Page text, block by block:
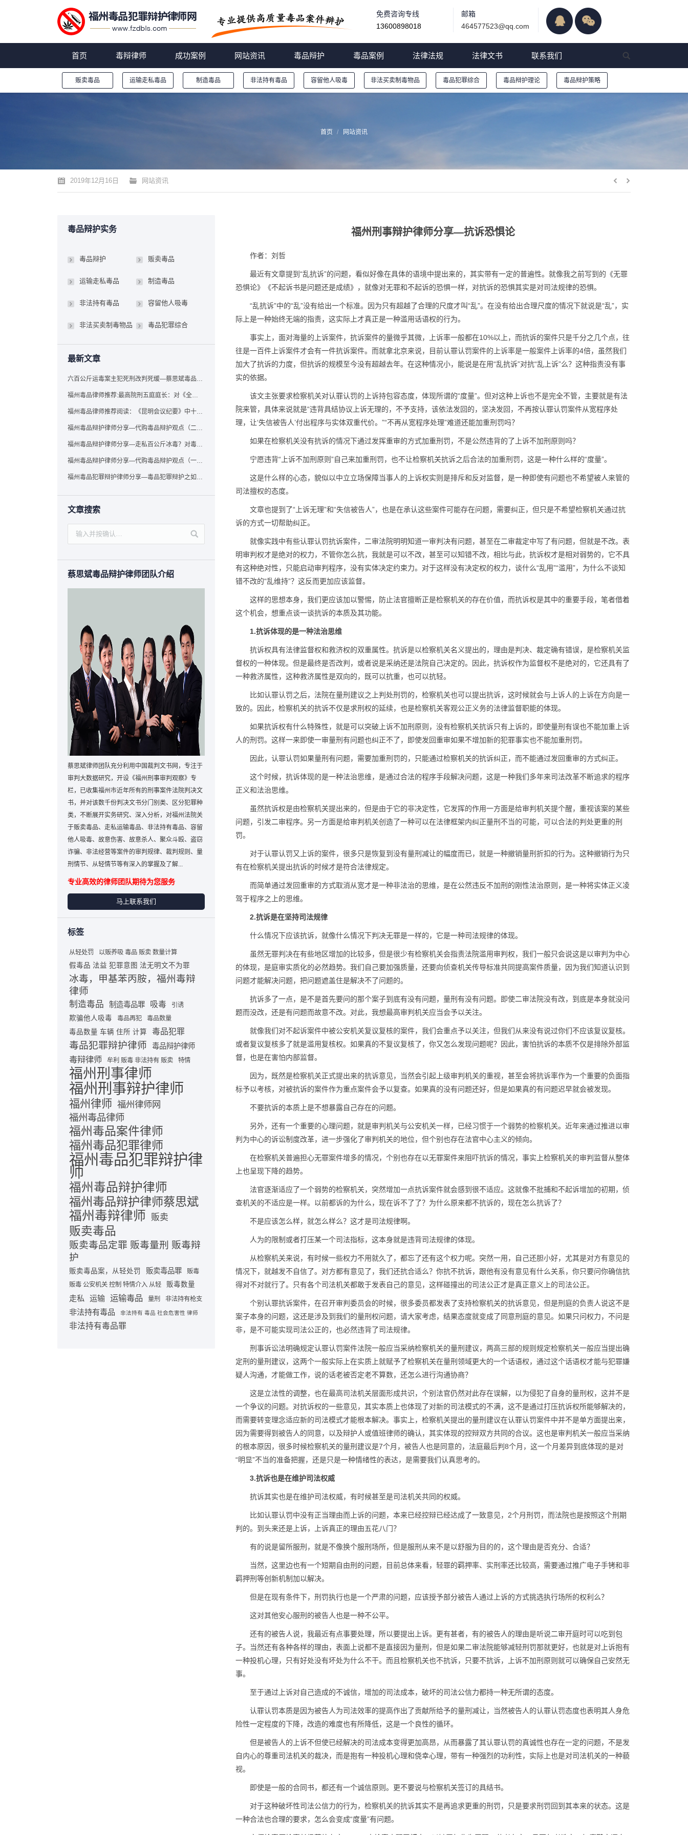
免费咨询专线
13600898018
邮箱
464577523@qq.com
首页 毒辩律师 成功案例 网站资讯 毒品辩护 毒品案例 法律法规 法律文书 联系我们
贩卖毒品 运输走私毒品 制造毒品 非法持有毒品 容留他人吸毒 非法买卖制毒物品 毒品犯罪综合 毒品辩护理论 毒品辩护策略
首页 网站资讯
2019年12月16日 网站资讯
福州刑事辩护律师分享—抗诉恐惧论
作者：刘哲
最近有文章提到“乱抗诉”的问题，看似好像在具体的语境中提出来的，其实带有一定的普遍性。就像我之前写到的《无罪
恐惧论》《不起诉书是问题还是成绩》，就像对无罪和不起诉的恐惧一样，对抗诉的恐惧其实是对司法规律的恐惧。
“乱抗诉”中的“乱”没有给出一个标准。因为只有超越了合理的尺度才叫“乱”。在没有给出合理尺度的情况下就说是“乱”，实
际上是一种始终无端的指责，这实际上才真正是一种滥用话语权的行为。
事实上，面对海量的上诉案件，抗诉案件的量微乎其微，上诉率一般都在10%以上，而抗诉的案件只是千分之几个点，往
往是一百件上诉案件才会有一件抗诉案件。而就拿北京来说，目前认罪认罚案件的上诉率是一般案件上诉率的4倍，虽然我们
加大了抗诉的力度，但抗诉的规模至今没有超越去年。在这种情况小，能说是在用“乱抗诉”对抗“乱上诉”么？这种指责没有事
实的依据。
该文主张要求检察机关对认罪认罚的上诉持包容态度，体现所谓的“度量”。但对这种上诉也不是完全不管，主要就是有法
院来管，具体来说就是“违背具结协议上诉无理的，不予支持，该依法发回的，坚决发回，不再按认罪认罚案件从宽程序处
理，让‘失信被告人’付出程序与实体双重代价。”“不再从宽程序处理”难道还能加重刑罚吗？
如果在检察机关没有抗诉的情况下通过发挥重审的方式加重刑罚，不是公然违背的了上诉不加刑原则吗？
宁愿违背“上诉不加刑原则”自己来加重刑罚，也不让检察机关抗诉之后合法的加重刑罚，这是一种什么样的“度量”。
这是什么样的心态，貌似以中立立场保障当事人的上诉权实则是排斥和反对监督，是一种即使有问题也不希望被人来管的
司法擅权的态度。
文章也提到了“上诉无理”和“失信被告人”，也是在承认这些案件可能存在问题，需要纠正，但只是不希望检察机关通过抗
诉的方式一切帮助纠正。
就像实践中有些认罪认罚抗诉案件，二审法院明明知道一审判决有问题，甚至在二审裁定中写了有问题，但就是不改。表
明审判权才是绝对的权力，不管你怎么抗，我就是可以不改，甚至可以知错不改，相比与此，抗诉权才是相对弱势的，它不具
有这种绝对性，只能启动审判程序，没有实体决定约束力。对于这样没有决定权的权力，谈什么“乱用”“滥用”，为什么不谈知
错不改的“乱维持”？这反而更加应该监督。
这样的思想本身，我们更应该加以警惕，防止法官擅断正是检察机关的存在价值，而抗诉权是其中的重要手段，笔者借着
这个机会，想重点谈一谈抗诉的本质及其功能。
1.抗诉体现的是一种法治思维
抗诉权具有法律监督权和救济权的双重属性。抗诉是以检察机关名义提出的，理由是判决、裁定确有错误，是检察机关监
督权的一种体现。但是最终是否改判，或者说是采纳还是法院自己决定的。因此，抗诉权作为监督权不是绝对的，它还具有了
一种救济属性，这种救济属性是双向的，既可以抗重，也可以抗轻。
比如认罪认罚之后，法院在量刑建议之上判处刑罚的，检察机关也可以提出抗诉，这时候就会与上诉人的上诉在方向是一
致的。因此，检察机关的抗诉不仅是求刑权的延续，也是检察机关客观公正义务的法律监督职能的体现。
如果抗诉权有什么特殊性，就是可以突破上诉不加刑原则，没有检察机关抗诉只有上诉的，即使量刑有误也不能加重上诉
人的刑罚。这样一来即使一审量刑有问题也纠正不了，即使发回重审如果不增加新的犯罪事实也不能加重刑罚。
因此，认罪认罚如果量刑有问题，需要加重刑罚的，只能通过检察机关的抗诉纠正，而不能通过发回重审的方式纠正。
这个时候，抗诉体现的是一种法治思维，是通过合法的程序手段解决问题，这是一种我们多年来司法改革不断追求的程序
正义和法治思维。
虽然抗诉权是由检察机关提出来的，但是由于它的非决定性，它发挥的作用一方面是给审判机关提个醒，重视该案的某些
问题，引发二审程序。另一方面是给审判机关创造了一种可以在法律框架内纠正量刑不当的可能，可以合法的判处更重的刑
罚。
对于认罪认罚又上诉的案件，很多只是恢复到没有量刑减让的幅度而已，就是一种撤销量刑折扣的行为。这种撤销行为只
有在检察机关提出抗诉的时候才是符合法律规定。
而简单通过发回重审的方式取消从宽才是一种非法治的思维，是在公然违反不加刑的刚性法治原则，是一种将实体正义凌
驾于程序之上的思维。
2.抗诉是在坚持司法规律
什么情况下应该抗诉，就像什么情况下判决无罪是一样的，它是一种司法规律的体现。
虽然无罪判决在有些地区增加的比较多，但是很少有检察机关会指责法院滥用审判权，我们一般只会说这是以审判为中心
的体现，是庭审实质化的必然趋势。我们自己要加强质量，还要向侦查机关传导标准共同提高案件质量，因为我们知道认识到
问题才能解决问题，把问题遮盖住是解决不了问题的。
抗诉多了一点，是不是首先要问的那个案子到底有没有问题，量刑有没有问题。即使二审法院没有改，到底是本身就没问
题而没改，还是有问题而故意不改。对此，我想最高审判机关应当会予以关注。
就像我们对不起诉案件中被公安机关复议复核的案件，我们会重点予以关注，但我们从来没有说过你们不应该复议复核。
或者复议复核多了就是滥用复核权。如果真的不复议复核了，你又怎么发现问题呢？因此，害怕抗诉的本质不仅是排除外部监
督，也是在害怕内部监督。
因为，既然是检察机关正式提出来的抗诉意见，当然会引起上级审判机关的重视，甚至会将抗诉率作为一个重要的负面指
标予以考核，对被抗诉的案件作为重点案件会予以复查。如果真的没有问题还好，但是如果真的有问题迟早就会被发现。
不要抗诉的本质上是不想暴露自己存在的问题。
另外，还有一个重要的心理问题，就是审判机关与公安机关一样，已经习惯于一个弱势的检察机关。近年来通过推进以审
判为中心的诉讼制度改革，进一步强化了审判机关的地位，但个别也存在法官中心主义的倾向。
在检察机关普遍担心无罪案件增多的情况，个别也存在以无罪案件来阻吓抗诉的情况，事实上检察机关的审判监督从整体
上也呈现下降的趋势。
法官逐渐适应了一个弱势的检察机关，突然增加一点抗诉案件就会感到很不适应。这就像不批捕和不起诉增加的初期，侦
查机关的不适应是一样。以前都诉的为什么，现在诉不了了？为什么原来都不抗诉的，现在怎么抗诉了？
不是应该怎么样，就怎么样么？这才是司法规律啊。
人为的限制或者打压某一个司法指标，这本身就是违背司法规律的体现。
从检察机关来说，有时候一些权力不用就久了，都忘了还有这个权力呢。突然一用，自己还胆小好，尤其是对方有意见的
情况下，就越发不自信了。对方都有意见了，我们还抗合适么？你抗不抗诉，跟他有没有意见有什么关系，你只要问你确信抗
得对不对就行了。只有各个司法机关都敢于发表自己的意见，这样碰撞出的司法公正才是真正意义上的司法公正。
个别认罪抗诉案件，在召开审判委员会的时候，很多委员都发表了支持检察机关的抗诉意见，但是刑庭的负责人说这不是
案子本身的问题，这还是涉及到我们的量刑权问题，请大家考虑，结果态度就变成了同意刑庭的意见。如果只问权力，不问是
非，是不可能实现司法公正的，也必然违背了司法规律。
刑事诉讼法明确规定认罪认罚案件法院一般应当采纳检察机关的量刑建议，两高三部的规则规定检察机关一般应当提出确
定刑的量刑建议，这两个一般实际上在实质上就赋予了检察机关在量刑领域更大的一个话语权，通过这个话语权才能与犯罪嫌
疑人沟通，才能做工作，说的话老被否定老不算数，还怎么进行沟通协商？
这是立法性的调整，也在最高司法机关层面形成共识，个别法官仍然对此存在误解，以为侵犯了自身的量刑权，这并不是
一个争议的问题。对抗诉权的一些意见，其实本质上也体现了对新的司法模式的不满，这不是通过打压抗诉权所能够解决的，
而需要转变理念适应新的司法模式才能根本解决。事实上，检察机关提出的量刑建议在认罪认罚案件中并不是单方面提出来，
因为需要得到被告人的同意，以及辩护人或值班律师的确认，其实体现的控辩双方共同的合议。这也是审判机关一般应当采纳
的根本原因，很多时候检察机关的量刑建议是7个月，被告人也是同意的，法庭最后判8个月，这一个月差异到底体现的是对
“明显”不当的准备把握，还是只是一种情绪性的表达，是需要我们认真思考的。
3.抗诉也是在维护司法权威
抗诉其实也是在维护司法权威，有时候甚至是司法机关共同的权威。
比如认罪认罚中没有正当理由而上诉的问题，本来已经控辩已经达成了一致意见，2个月刑罚，而法院也是按照这个刑期
判的。到头来还是上诉，上诉真正的理由五花八门？
有的说是留所服刑，就是不像换个服刑场所，但是服刑从来不是以舒服为目的的，这个理由是否充分、合适？
当然，这里边也有一个短期自由刑的问题，目前总体来看，轻罪的羁押率、实刑率还比较高，需要通过推广电子手铐和非
羁押刑等创新机制加以解决。
但是在现有条件下，刑罚执行也是一个严肃的问题，应该授予部分被告人通过上诉的方式挑选执行场所的权利么？
这对其他安心服刑的被告人也是一种不公平。
还有的被告人说，我最近有点事要处理，所以要提出上诉。更有甚者，有的被告人的理由是听说二审开庭时可以吃到包
子。当然还有各种各样的理由，表面上说都不是直接因为量刑，但是如果二审法院能够减轻刑罚那就更好，也就是对上诉抱有
一种投机心理，只有好处没有坏处为什么不干。而且检察机关也不抗诉，只要不抗诉，上诉不加刑原则就可以确保自己安然无
事。
至于通过上诉对自己造成的不诚信，增加的司法成本，破坏的司法公信力都持一种无所谓的态度。
认罪认罚本质是因为被告人为司法效率的提高作出了贡献所给予的量刑减让，当然被告人的认罪认罚态度也表明其人身危
险性一定程度的下降，改造的难度也有所降低，这是一个良性的循环。
但是被告人的上诉不但使已经解决的司法成本变得更加高昂，从而暴露了其认罪认罚的真诚性也存在一定的问题，不是发
自内心的尊重司法机关的裁决，而是抱有一种投机心理和侥幸心理，带有一种强烈的功利性，实际上也是对司法机关的一种藐
视。
即使是一般的合同书，都还有一个诚信原则。更不要说与检察机关签订的具结书。
对于这种破坏性司法公信力的行为，检察机关的抗诉其实不是再追求更重的刑罚，只是要求刑罚回到其本来的状态。这是
一种合法也合理的要求，怎么会变成“度量”有问题。
毒品辩护实务
毒品辩护 贩卖毒品
运输走私毒品 制造毒品
非法持有毒品 容留他人吸毒
非法买卖制毒物品 毒品犯罪综合
最新文章
六百公斤运毒案主犯死刑改判死缓—蔡思斌毒品犯罪辩护成功案例
福州毒品律师推荐:最高院刑五庭庭长：对《全国法院毒品案件审判工作会议纪要》的理解与适用
福州毒品律师推荐阅读：《昆明会议纪要》中十个“意想不到”的规定
福州毒品辩护律师分享—代购毒品辩护观点（二）——“牟利”之辩
福州毒品辩护律师分享—走私百公斤冰毒？对毒品缺失型走私毒品罪案件，该如何有效辩护
福州毒品辩护律师分享—代购毒品辩护观点（一）——“真假”之辩
福州毒品犯罪辩护律师分享—毒品犯罪辩护之如何提炼言辞证据
文章搜索
蔡思斌毒品辩护律师团队介绍
蔡思斌律师团队充分利用中国裁判文书网，专注于
审判大数据研究，开设《福州刑事审判观察》专
栏，已收集福州市近年所有的刑事案件法院判决文
书，并对该数千份判决文书分门别类、区分犯罪种
类，不断展开实务研究、深入分析，对福州法院关
于贩卖毒品、走私运输毒品、非法持有毒品、容留
他人吸毒、故意伤害、故意杀人、聚众斗殴、盗窃
诈骗、非法经营等案件的审判规律、裁判规则、量
刑情节、从轻情节等有深入的掌握及了解...
专业高效的律师团队期待为您服务
马上联系我们
标签
从轻处罚 以贩养吸 毒品 贩卖 数量计算
假毒品 法益 犯罪意图 法无明文不为罪
冰毒，甲基苯丙胺，福州毒辩
律师
制造毒品 制造毒品罪 吸毒 引诱
欺骗他人吸毒 毒品再犯 毒品数量
毒品数量 车辆 住所 计算 毒品犯罪
毒品犯罪辩护律师 毒品辩护律师
毒辩律师 牟利 贩毒 非法持有 贩卖 特情
福州刑事律师
福州刑事辩护律师
福州律师 福州律师网
福州毒品律师
福州毒品案件律师
福州毒品犯罪律师
福州毒品犯罪辩护律
师
福州毒品辩护律师
福州毒品辩护律师蔡思斌
福州毒辩律师 贩卖
贩卖毒品
贩卖毒品定罪 贩毒量刑 贩毒辩
护
贩卖毒品案，从轻处罚 贩卖毒品罪
贩毒
贩毒 公安机关 控制 特情介入 从轻
贩毒数量
走私 运输 运输毒品 量刑 非法持有枪支
非法持有毒品 非法持有 毒品 社会危害性 律师
非法持有毒品罪